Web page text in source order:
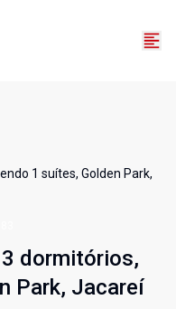
1 suítes, Golden Park,
3 dormitórios,
Park, Jacareí